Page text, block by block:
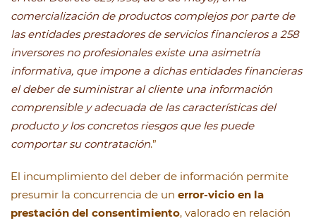
comercialización de productos complejos por parte de
las entidades prestadores de servicios financieros a 258
inversores no profesionales existe una asimetría
informativa, que impone a dichas entidades financieras
el deber de suministrar al cliente una información
comprensible y adecuada de las características del
producto y los concretos riesgos que les puede
comportar su contratación.”
El incumplimiento del deber de información permite
presumir la concurrencia de un error-vicio en la
prestación del consentimiento, valorado en relación